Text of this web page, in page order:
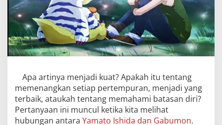
Apa artinya menjadi kuat? Apakah itu tentang
memenangkan setiap pertempuran, menjadi yang
terbaik, ataukah tentang memahami batasan diri?
Pertanyaan ini muncul ketika kita melihat
hubungan antara Yamato Ishida dan Gabumon.